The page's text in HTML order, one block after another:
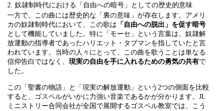
2. 奴隷制時代における「自由への暗号」としての歴史的意味
一方で、この曲には歴史的な「裏の意味」が存在します。アメリ
カの奴隷制時代において、この歌は 「自由への脱出」を促す暗号
として機能していました。特に「モーセ」という言葉は、奴隷解
放運動の指導者であったハリエット・タブマンを指していたと言
われています。当時の人々にとって、この曲を歌うことは単なる
信仰告白ではなく、 現実の自由を手に入れるための勇気の共有で
した。
この「聖書の物語」と「現実の解放運動」という2つの側面を比較
すると、ゴスペルがいかに力強い音楽であるかが分かります。JL
ミニストリー合同会社が全国で展開するゴスペル教室では、こう